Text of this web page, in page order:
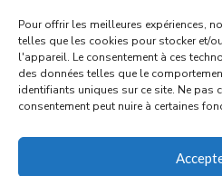
Pour offrir les meilleures expériences,
telles que les cookies pour stocker et/
l'appareil. Le consentement à ces
des données telles que le
identifiants uniques sur ce site. Ne pas
consentement peut nuire à certaines
NEXT